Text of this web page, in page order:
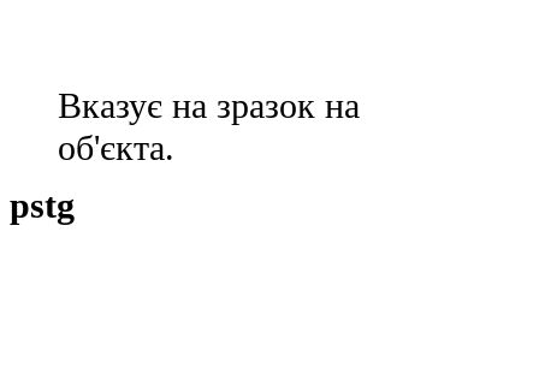
Вказує на зразок на
об'єкта.
pstg